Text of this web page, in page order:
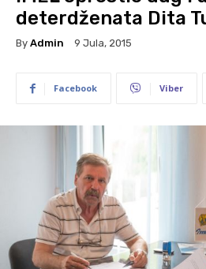
deterdženata Dita
By Admin 9 Jula, 2015
Facebook Viber